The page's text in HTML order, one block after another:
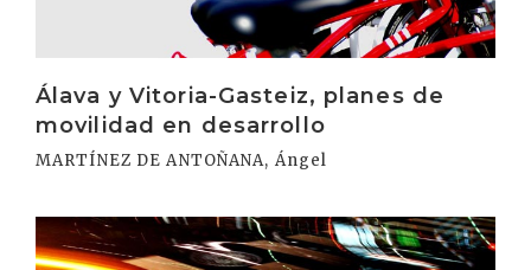
Álava y Vitoria-Gasteiz, planes de
movilidad en desarrollo
MARTÍNEZ DE ANTOÑANA, Ángel
Irakurri